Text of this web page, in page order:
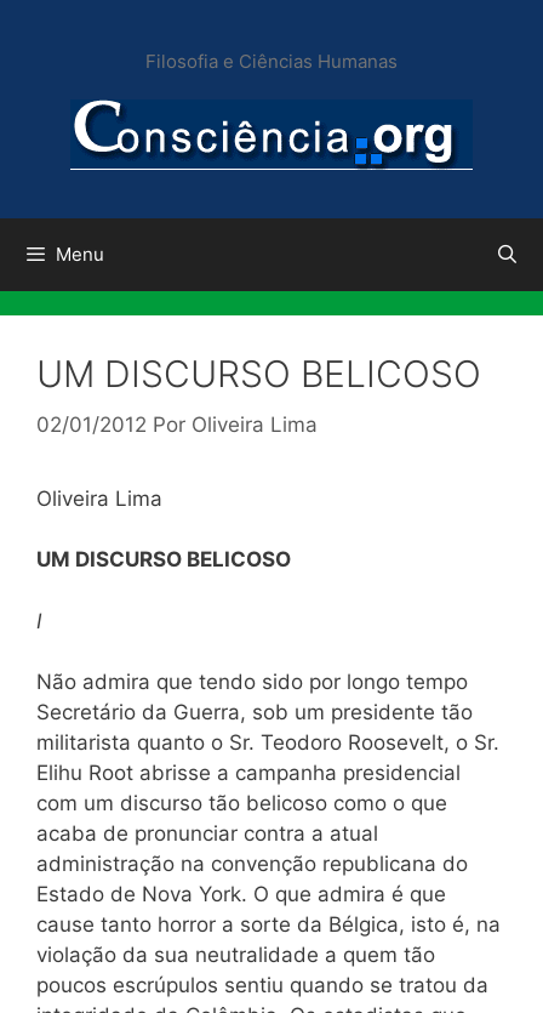
conteúdo
Filosofia e Ciências Humanas
Menu
UM DISCURSO BELICOSO
02/01/2012 Por Oliveira Lima
Oliveira Lima
UM DISCURSO BELICOSO
I
Não admira que tendo sido por longo tempo
Secretário da Guerra, sob um presidente tão
militarista quanto o Sr. Teodoro Roosevelt, o Sr.
Elihu Root abrisse a campanha presidencial
com um discurso tão belicoso como o que
acaba de pronunciar contra a atual
administração na convenção republicana do
Estado de Nova York. O que admira é que
cause tanto horror a sorte da Bélgica, isto é, na
violação da sua neutralidade a quem tão
poucos escrúpulos sentiu quando se tratou da